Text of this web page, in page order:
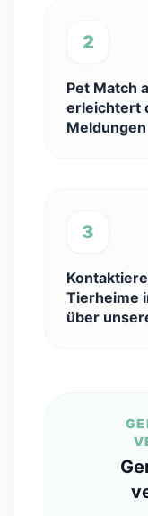
2
Pet Match
erleichtert
3
Tierheime
über